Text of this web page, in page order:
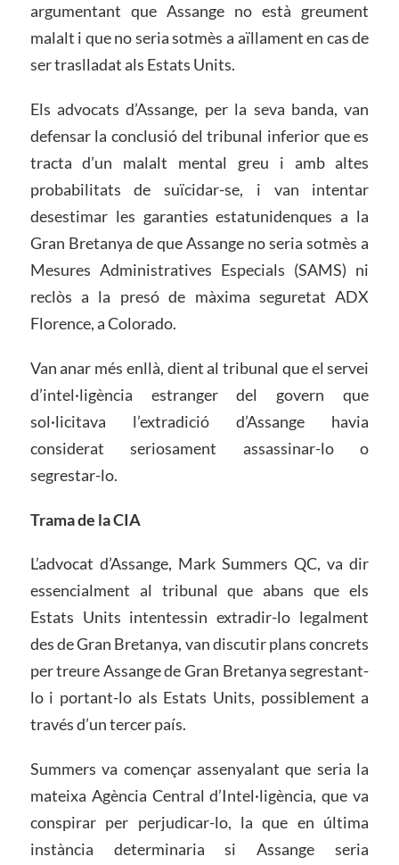
argumentant que Assange no està greument
malalt i que no seria sotmès a aïllament en cas de
ser traslladat als Estats Units.
Els advocats d’Assange, per la seva banda, van
defensar la conclusió del tribunal inferior que es
tracta d’un malalt mental greu i amb altes
probabilitats de suïcidar-se, i van intentar
desestimar les garanties estatunidenques a la
Gran Bretanya de que Assange no seria sotmès a
Mesures Administratives Especials (SAMS) ni
reclòs a la presó de màxima seguretat ADX
Florence, a Colorado.
Van anar més enllà, dient al tribunal que el servei
d’intel·ligència estranger del govern que
sol·licitava l’extradició d’Assange havia
considerat seriosament assassinar-lo o
segrestar-lo.
Trama de la CIA
L’advocat d’Assange, Mark Summers QC, va dir
essencialment al tribunal que abans que els
Estats Units intentessin extradir-lo legalment
des de Gran Bretanya, van discutir plans concrets
per treure Assange de Gran Bretanya segrestant-
lo i portant-lo als Estats Units, possiblement a
través d’un tercer país.
Summers va començar assenyalant que seria la
mateixa Agència Central d’Intel·ligència, que va
conspirar per perjudicar-lo, la que en última
instància determinaria si Assange seria